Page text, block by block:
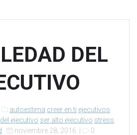
DEL
autoestima creer en ti ejecutivos
ejecutivo ser alto ejecutivo stress
noviembre 28, 2016 0